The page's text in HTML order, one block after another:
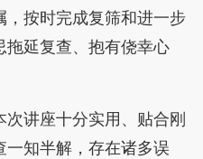
，按时完成复筛和进一步
延复查、抱有侥幸心
讲座十分实用、贴合刚
一知半解，存在诸多误